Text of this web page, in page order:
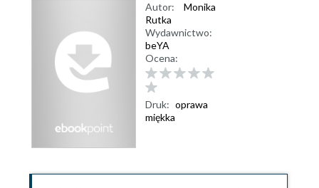
Autor:
Monika
Rutka
Wydawnictwo:
beYA
Ocena:
Druk: oprawa
miękka